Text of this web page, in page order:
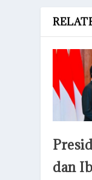
dan